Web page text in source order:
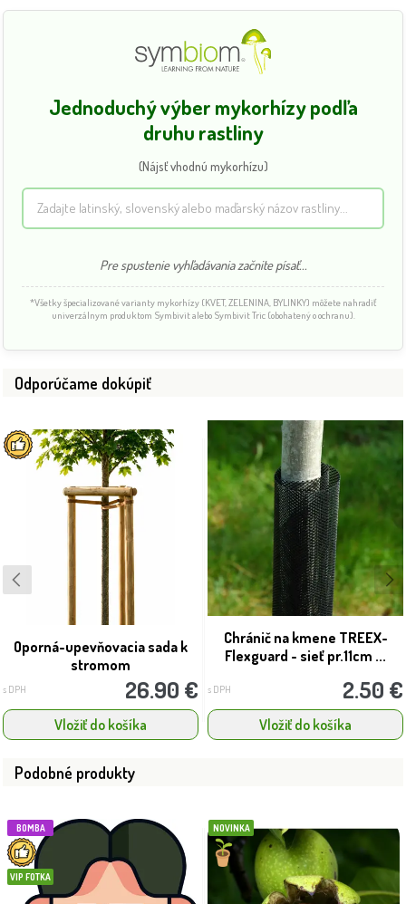
Jednoduchý výber mykorhízy podľa
druhu rastliny
(Nájsť vhodnú mykorhízu)
Pre spustenie vyhľadávania začnite písať...
*Všetky špecializované varianty mykorhízy (KVET, ZELENINA, BYLINKY) môžete nahradiť
univerzálnym produktom Symbivit alebo Symbivit Tric (obohatený o ochranu).
Odporúčame dokúpiť
Oporná-upevňovacia sada k
stromom
s DPH 26.90 €
Vložiť do košíka
Chránič na kmene TREEX-
Flexguard - sieť pr.11cm ...
s DPH 2.50 €
Vložiť do košíka
Podobné produkty
BOMBA
VIP FOTKA
NOVINKA